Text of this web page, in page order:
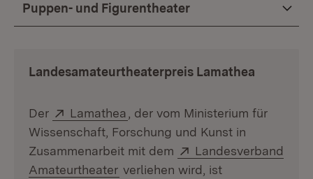
Puppen- und Figurentheater
Landesamateurtheaterpreis Lamathea
Der Extern:
Lamathea (Öffnet in neuem Fenster)
, der vom Ministerium für
Wissenschaft, Forschung und Kunst in
Zusammenarbeit mit dem
Extern:
Landesverband
Amateurtheater (Öffnet in neuem Fenster)
verliehen wird, ist